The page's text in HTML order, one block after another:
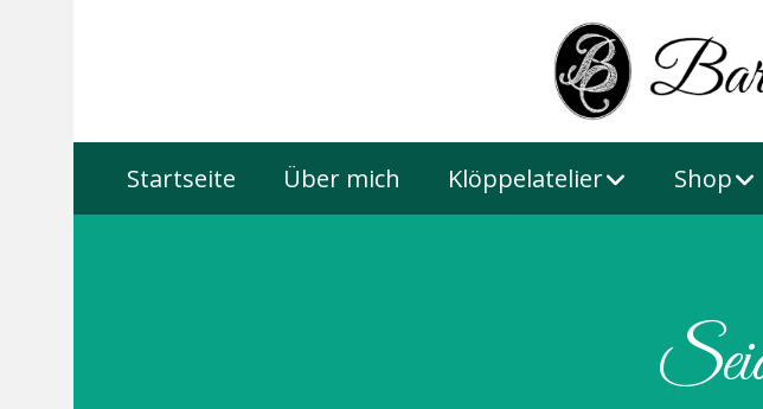
Startseite Über mich Klöppelatelier Shop